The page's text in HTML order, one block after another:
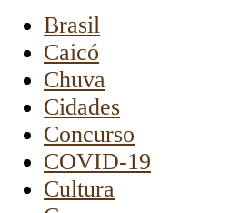
Brasil
Caicó
Chuva
Cidades
Concurso
COVID-19
Cultura